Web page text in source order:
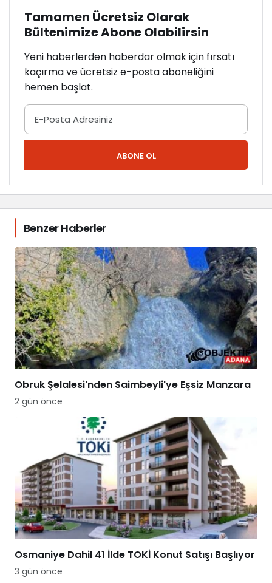
Tamamen Ücretsiz Olarak
Bültenimize Abone Olabilirsin
Yeni haberlerden haberdar olmak için fırsatı
kaçırma ve ücretsiz e-posta aboneliğini
hemen başlat.
ABONE OL
Benzer Haberler
Obruk Şelalesi'nden Saimbeyli'ye Eşsiz Manzara
2 gün önce
Osmaniye Dahil 41 İlde TOKİ Konut Satışı Başlıyor
3 gün önce